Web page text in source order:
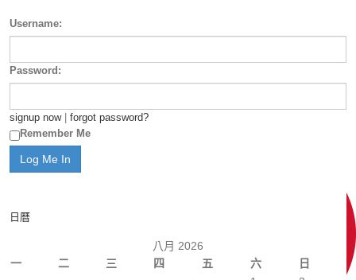
Username:
Password:
signup now| forgot password?
Remember Me
日曆
八月 2026
一
二 三 四 五 六 日